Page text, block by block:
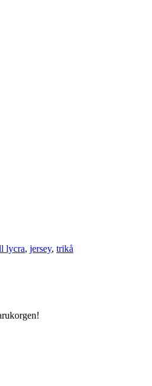
lycra, jersey, trikå